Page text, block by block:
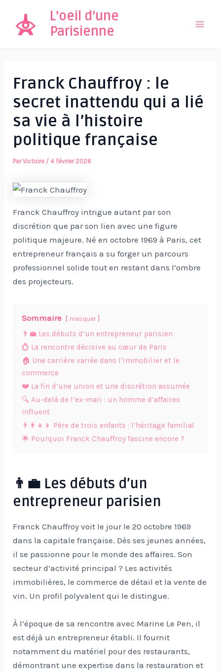
contenu
L'oeil d'une
Parisienne
Franck Chauffroy : le
secret inattendu qui a lié
sa vie à l’histoire
politique française
ParVictoire / 4 février 2026
Franck Chauffroy intrigue autant par son
discrétion que par son lien avec une figure
politique majeure. Né en octobre 1969 à Paris, cet
entrepreneur français a su forger un parcours
professionnel solide tout en restant dans l’ombre
des projecteurs.
Sommaire masquer
👨‍💼 Les débuts d’un entrepreneur parisien
💍 La rencontre décisive au cœur de Paris
🏠 Une carrière variée dans l’immobilier et le
commerce
❤️ La fin d’une union et une discrétion assumée
🔍 Au-delà de l’ex-mari : un homme d’affaires
influent
👨‍👩‍👧‍👦 Père de trois enfants : l’héritage familial
🌟 Pourquoi Franck Chauffroy fascine encore ?
👨‍💼 Les débuts d’un
entrepreneur parisien
Franck Chauffroy voit le jour le 20 octobre 1969
dans la capitale française. Dès ses jeunes années,
il se passionne pour le monde des affaires. Son
secteur d’activité principal ? Les activités
immobilières, le commerce de détail et la vente de
vin. Un profil polyvalent qui le distingue.
À l’époque de sa rencontre avec Marine Le Pen, il
est déjà un entrepreneur établi. Il fournit
notamment du matériel pour des restaurants,
démontrant une expertise dans la restauration et